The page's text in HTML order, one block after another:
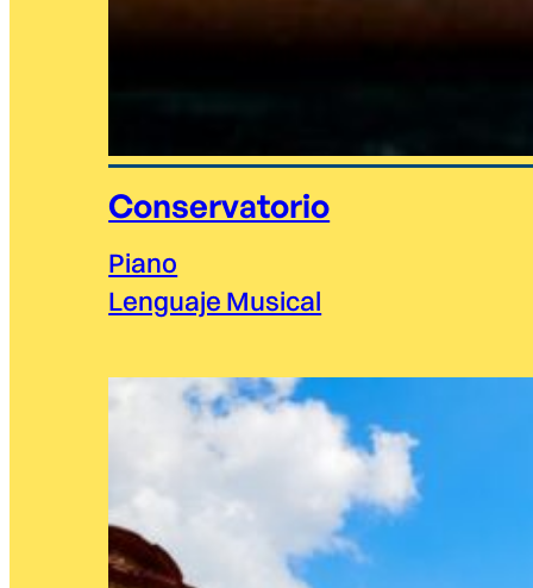
Conservatorio
Piano
Lenguaje Musical